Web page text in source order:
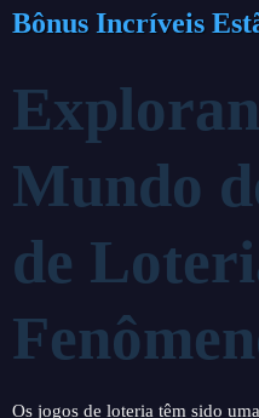
Bônus Incríveis
Mundo
de
Os jogos de loteria têm sido